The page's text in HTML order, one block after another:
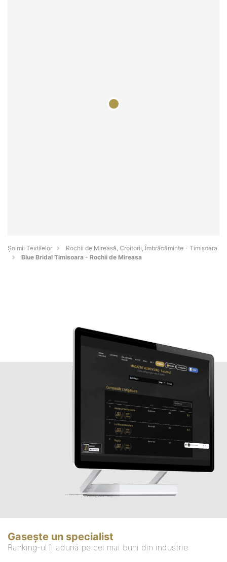
Șoimii Textilelor
Rochii de Mireasă, Croitorii, Îmbrăcăminte - Timişoara
Blue Bridal Timisoara - Rochii de Mireasa
Gasește un specialist
Ranking-ul îi adună pe cei mai buni din industrie